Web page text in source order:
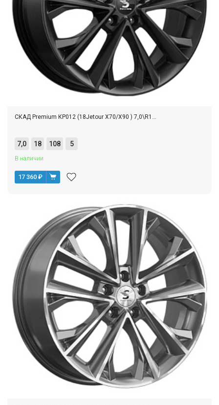
СКАД Premium КР012 (18Jetour X70/X90 ) 7,0\R1...
7,0 18 108 5
В наличии
17 360 ₽